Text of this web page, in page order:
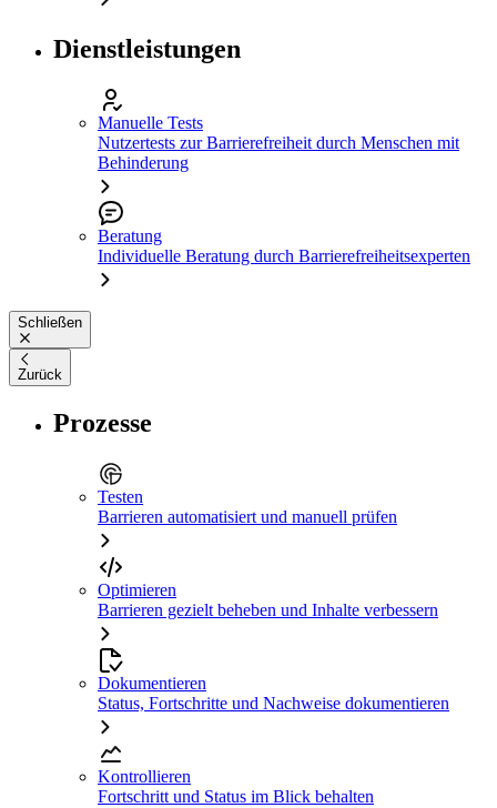
Dienstleistungen
Manuelle Tests
Nutzertests zur Barrierefreiheit durch Menschen mit
Behinderung
Beratung
Individuelle Beratung durch Barrierefreiheitsexperten
Schließen
Zurück
Prozesse
Testen
Barrieren automatisiert und manuell prüfen
Optimieren
Barrieren gezielt beheben und Inhalte verbessern
Dokumentieren
Status, Fortschritte und Nachweise dokumentieren
Kontrollieren
Fortschritt und Status im Blick behalten